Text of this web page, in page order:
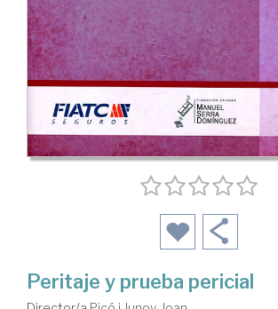
Peritaje y prueba pericial